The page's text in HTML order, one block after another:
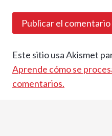
Este sitio usa Akismet
Aprende cómo se
comentarios.